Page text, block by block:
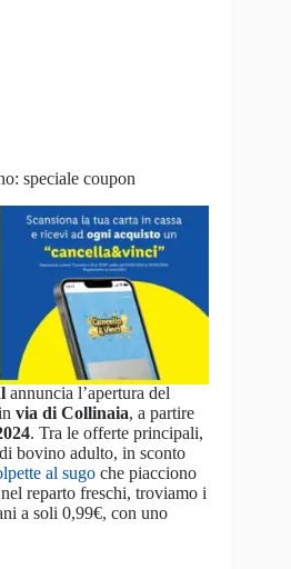
speciale coupon
annuncia l’apertura del
via di Collinaia, a partire
. Tra le offerte principali,
bovino adulto, in sconto
al sugo che piacciono
reparto freschi, troviamo i
a soli 0,99€, con uno